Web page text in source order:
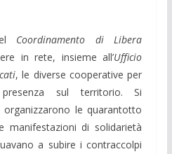
Coordinamento di Libera
in rete, insieme all’Ufficio
, le diverse cooperative per
sul territorio. Si
le quarantotto
manifestazioni di solidarietà
a subire i contraccolpi